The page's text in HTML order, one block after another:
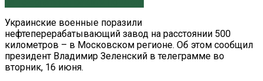
Украинские военные поразили
нефтеперерабатывающий завод на расстоянии 500
километров – в Московском регионе. Об этом сообщил
президент Владимир Зеленский в телеграмме во
вторник, 16 июня.